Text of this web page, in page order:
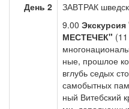
День 2
ЗАВ­ТРАК
9.00
МЕСТЕЧЕК"
ные, про­шлое
вглубь се­дых
са­мо­быт­ных
ный Ви­теб­ский